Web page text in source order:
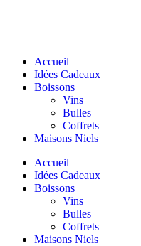
Accueil
Idées Cadeaux
Boissons
Vins
Bulles
Coffrets
Maisons Niels
Accueil
Idées Cadeaux
Boissons
Vins
Bulles
Coffrets
Maisons Niels